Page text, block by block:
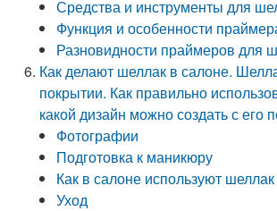
Средства и инструменты для
Функция и особенности
Разновидности праймеров для
Как делают шеллак в салоне.
покрытии. Как правильно
какой дизайн можно создать с его
Фотографии
Подготовка к маникюру
Как в салоне используют шеллак
Уход